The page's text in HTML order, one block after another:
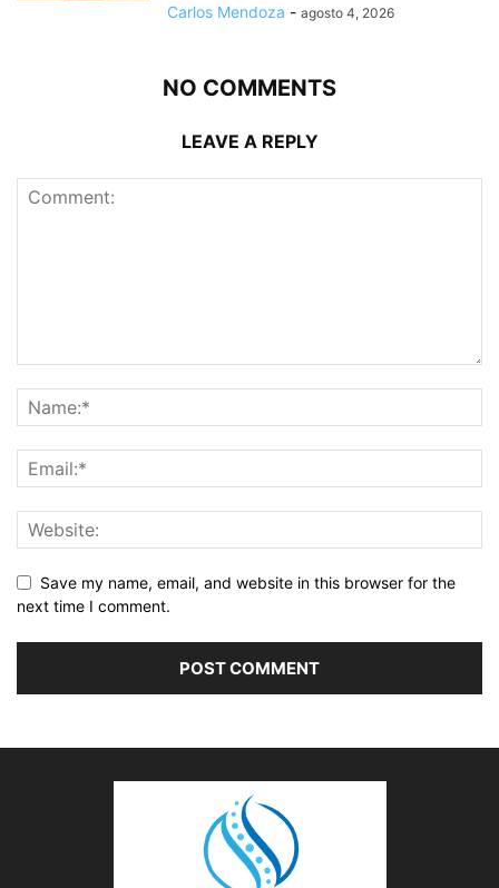
Carlos Mendoza - agosto 4, 2026
NO COMMENTS
LEAVE A REPLY
Save my name, email, and website in this browser for the
next time I comment.